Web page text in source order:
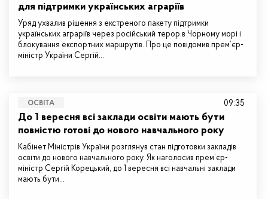
для підтримки українських аграріїв
Уряд ухвалив рішення з екстреного пакету підтримки
українських аграріїв через російський терор в Чорному морі і
блокування експортних маршрутів. Про це повідомив прем’єр-
міністр України Сергій…
ОСВІТА
До 1 вересня всі заклади освіти мають бути
повністю готові до нового навчального року
Кабінет Міністрів України розглянув стан підготовки закладів
освіти до нового навчального року. Як наголосив прем’єр-
міністр Сергій Корецький, до 1 вересня всі навчальні заклади
мають бути…
09:35